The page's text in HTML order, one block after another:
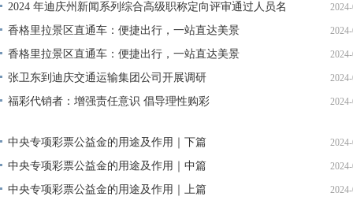
2024 年迪庆州新闻系列综合高级职称定向评审通过人员名
单公示
香格里拉景区直通车：便捷出行，一站直达美景
香格里拉景区直通车：便捷出行，一站直达美景
张卫东到迪庆交通运输集团公司开展调研
福彩代销者：增强责任意识 倡导理性购彩
中央专项彩票公益金的用途及作用｜下篇
中央专项彩票公益金的用途及作用｜中篇
中央专项彩票公益金的用途及作用｜上篇